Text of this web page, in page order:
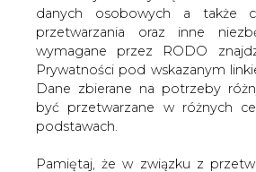
danych osobowych a także
przetwarzania oraz inne
wymagane przez RODO
Prywatności pod wskazanym
Dane zbierane na potrzeby
być przetwarzane w różnych
podstawach.
Pamiętaj, że w związku z
Audi oraz Porsche